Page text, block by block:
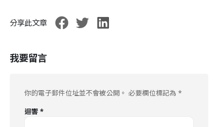
分享此文章
我要留言
你的電子郵件位址並不會被公開。 必要欄位標記為 *
迴響 *